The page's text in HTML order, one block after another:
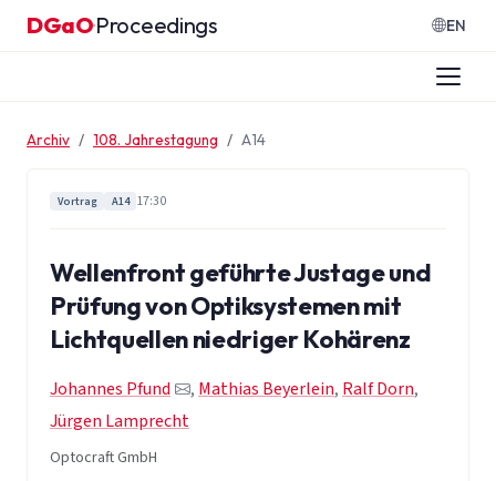
Zum Inhalt springen
DGaO·Proceedings EN
Archiv 108. Jahrestagung A14
Vortrag A14 17:30
Wellenfront geführte Justage und
Prüfung von Optiksystemen mit
Lichtquellen niedriger Kohärenz
Johannes Pfund , Mathias Beyerlein, Ralf Dorn,
Jürgen Lamprecht
Optocraft GmbH